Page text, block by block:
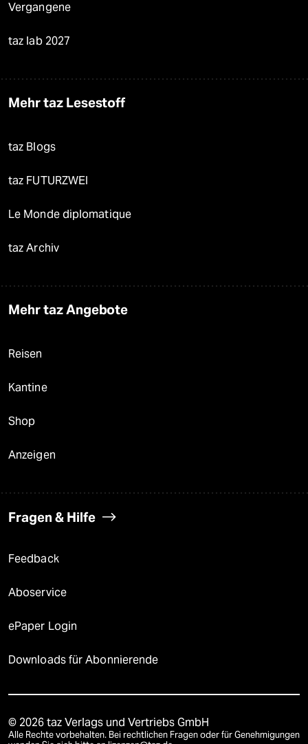
Vergangene
taz lab 2027
Mehr taz Lesestoff
taz Blogs
taz FUTURZWEI
Le Monde diplomatique
taz Archiv
Mehr taz Angebote
Reisen
Kantine
Shop
Anzeigen
Fragen & Hilfe
Feedback
Aboservice
ePaper Login
Downloads für Abonnierende
© 2026 taz Verlags und Vertriebs GmbH
Alle Rechte vorbehalten. Bei rechtlichen Fragen oder für Genehmigungen